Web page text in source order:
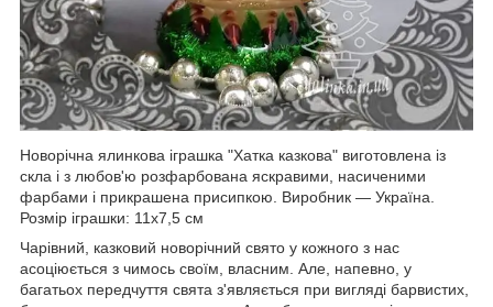
Новорічна ялинкова іграшка "Хатка казкова" виготовлена із
скла і з любов'ю розфарбована яскравими, насиченими
фарбами і прикрашена присипкою. Виробник ― Україна.
Розмір іграшки: 11х7,5 см
Чарівний, казковий новорічний свято у кожного з нас
асоціюється з чимось своїм, власним. Але, напевно, у
багатьох передчуття свята з'являється при вигляді барвистих,